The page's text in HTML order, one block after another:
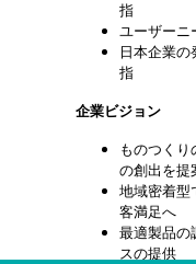
指
ユーザーニ
日本企業
指
企業ビジョン
ものつくり
の創出を提
地域密着型
客満足へ
最適製品の
スの提供